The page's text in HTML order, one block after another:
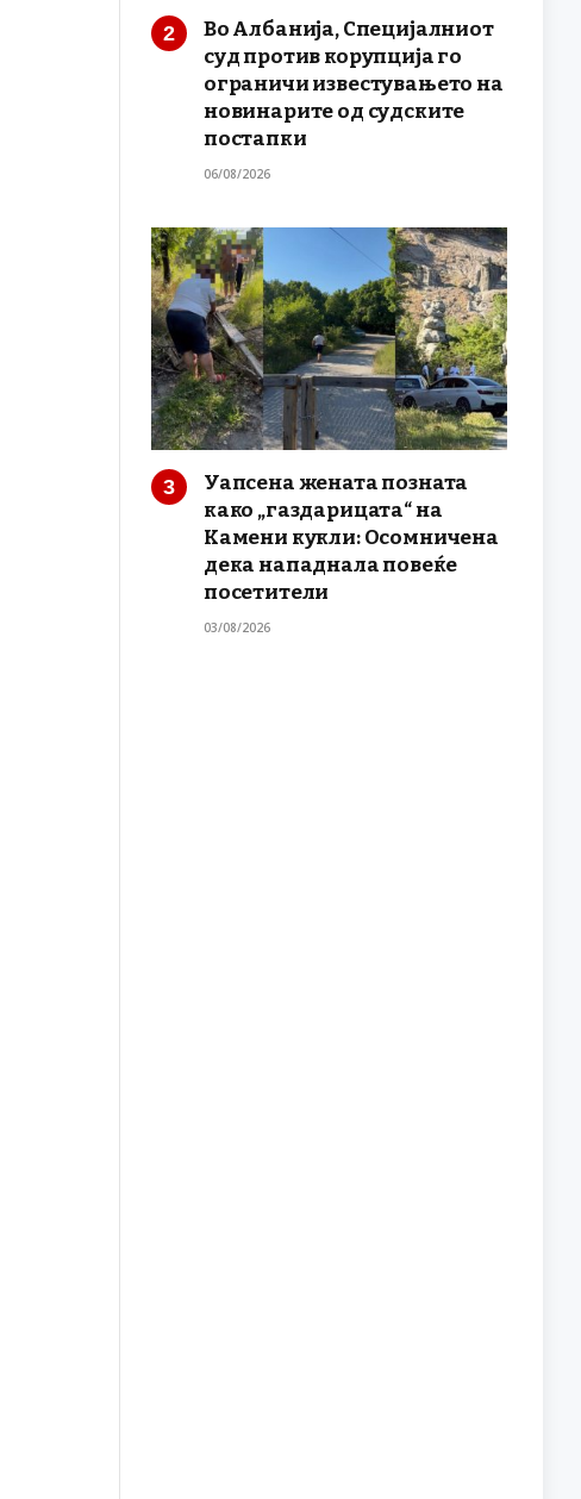
Во Албанија, Специјалниот
суд против корупција го
ограничи известувањето на
новинарите од судските
постапки
06/08/2026
Уапсена жената позната
како „газдарицата“ на
Камени кукли: Осомничена
дека нападнала повеќе
посетители
03/08/2026